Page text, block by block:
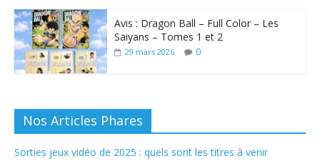
Avis : Dragon Ball – Full Color – Les
Saiyans – Tomes 1 et 2
29 mars 2026 0
Nos Articles Phares
Sorties jeux vidéo de 2025 : quels sont les titres à venir